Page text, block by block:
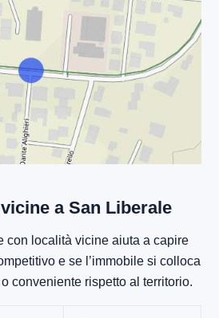
a San Liberale
con località vicine aiuta a capire
e se l’immobile si colloca
conveniente rispetto al territorio.